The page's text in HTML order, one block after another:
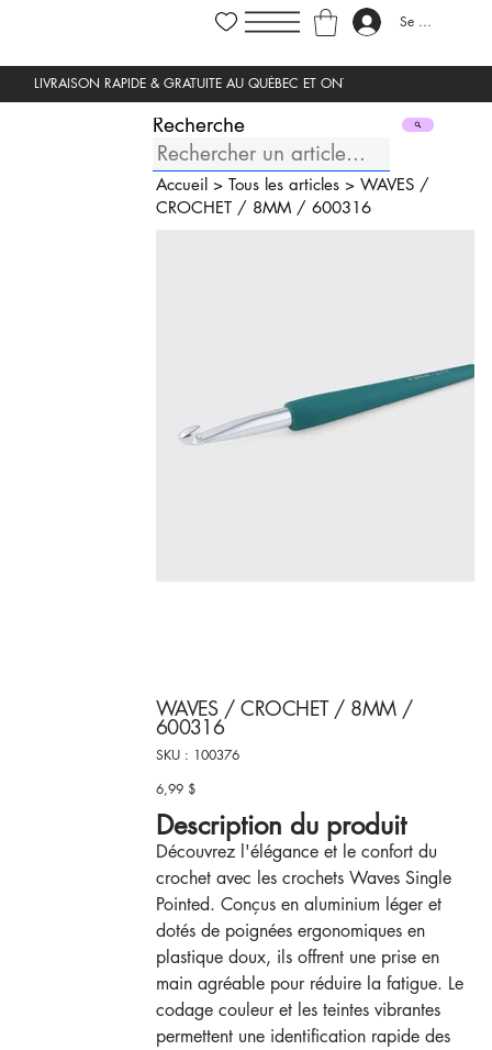
Se connecter
Recherche
Accueil> Tous les articles> WAVES /
CROCHET / 8MM / 600316
WAVES / CROCHET / 8MM /
600316
SKU :
SKU
100376
100376
Prix
6,99 $
Description du produit
Découvrez l'élégance et le confort du
crochet avec les crochets Waves Single
Pointed. Conçus en aluminium léger et
dotés de poignées ergonomiques en
plastique doux, ils offrent une prise en
main agréable pour réduire la fatigue. Le
codage couleur et les teintes vibrantes
permettent une identification rapide des